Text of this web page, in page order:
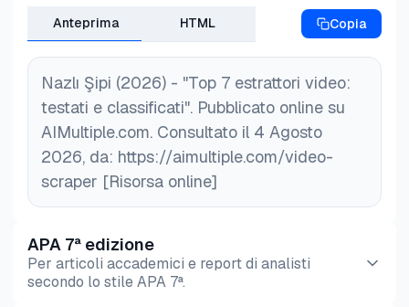
Anteprima HTML Copia
Nazlı Şipi (2026) - "Top 7 estrattori video:
testati e classificati". Pubblicato online su
AIMultiple.com. Consultato il 4 Agosto
2026, da: https://aimultiple.com/video-
scraper [Risorsa online]
APA 7ª edizione
Per articoli accademici e report di analisti
secondo lo stile APA 7ª.